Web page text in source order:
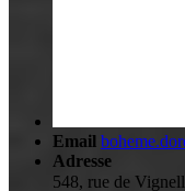
Email
Adresse
548, rue de